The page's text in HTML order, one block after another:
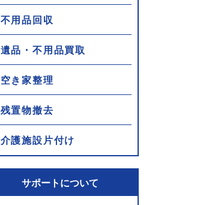
不用品回収
遺品・不用品買取
空き家整理
残置物撤去
介護施設片付け
サポートについて